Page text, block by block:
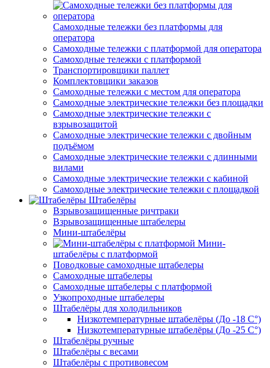
Самоходные тележки без платформы для
оператора
Самоходные тележки с платформой для оператора
Самоходные тележки с платформой
Транспортировщики паллет
Комплектовщики заказов
Самоходные тележки с местом для оператора
Самоходные электрические тележки без площадки
Самоходные электрические тележки с
взрывозащитой
Самоходные электрические тележки с двойным
подъёмом
Самоходные электрические тележки с длинными
вилами
Самоходные электрические тележки с кабиной
Самоходные электрические тележки с площадкой
Штабелёры
Взрывозащищенные ричтраки
Взрывозащищенные штабелеры
Мини-штабелёры
Мини-
штабелёры с платформой
Поводковые самоходные штабелеры
Самоходные штабелеры
Самоходные штабелеры с платформой
Узкопроходные штабелеры
Штабелёры для холодильников
Низкотемпературные штабелёры (До -18 C°)
Низкотемпературные штабелёры (До -25 C°)
Штабелёры ручные
Штабелёры с весами
Штабелёры с противовесом